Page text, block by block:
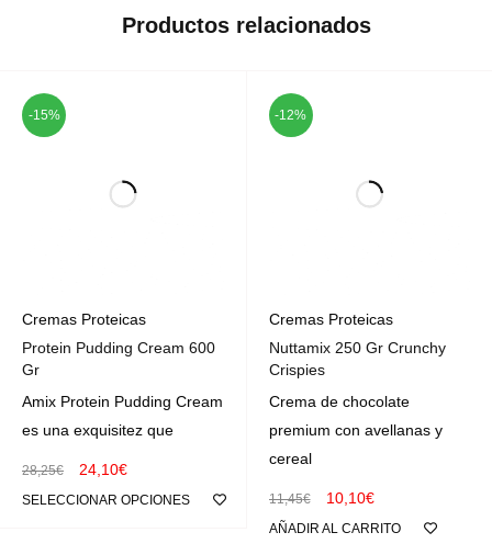
Productos relacionados
-15%
Cremas Proteicas
Protein Pudding Cream 600
Gr
Amix Protein Pudding Cream
es una exquisitez que
28,25€ 24,10€
SELECCIONAR OPCIONES
-12%
Cremas Proteicas
Nuttamix 250 Gr Crunchy
Crispies
Crema de chocolate
premium con avellanas y
cereal
11,45€ 10,10€
AÑADIR AL CARRITO